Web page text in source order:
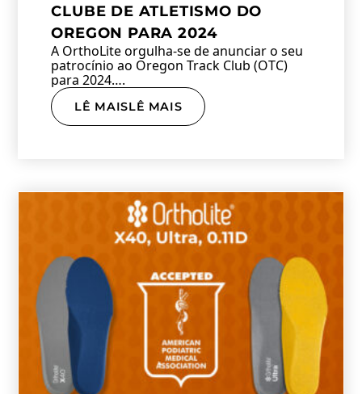
CLUBE DE ATLETISMO DO
OREGON PARA 2024
A OrthoLite orgulha-se de anunciar o seu
patrocínio ao Oregon Track Club (OTC)
para 2024….
LÊ MAISLÊ MAIS